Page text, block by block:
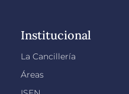
Institucional
La Cancillería
Áreas